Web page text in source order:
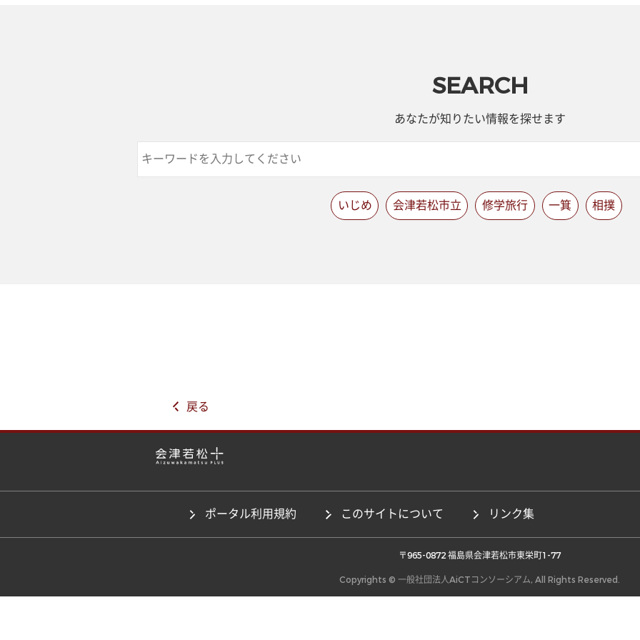
SEARCH
あなたが知りたい情報を探せます
いじめ 会津若松市立 修学旅行 一箕 相撲
戻る
ポータル利用規約 このサイトについて リンク集
〒965-0872 福島県会津若松市東栄町1-77
Copyrights © 一般社団法人AiCTコンソーシアム, All Rights Reserved.